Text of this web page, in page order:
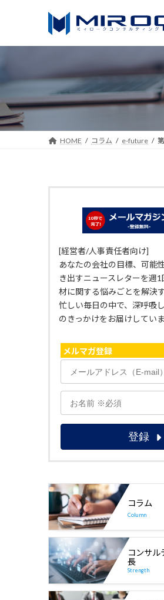
へ
ス
キ
ッ
ョ
ン
に
移
HOME コラム e-future
[経営者/人事責任者向け]
あなたの会社の目標、可能
き出すニュースレターを週1
材に関する悩みごとを解決
忙しい毎日の中で、深呼吸
のきっかけをお届けしていま
メルマガ登録
コラム
Column
コンサル
長
Strength